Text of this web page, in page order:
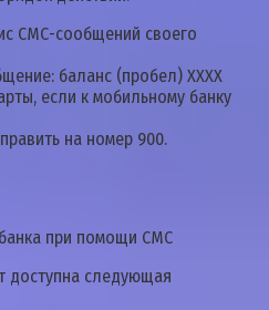
СМС-сообщений своего
баланс (пробел) ХХХХ
если к мобильному банку
на номер 900.
доступна следующая